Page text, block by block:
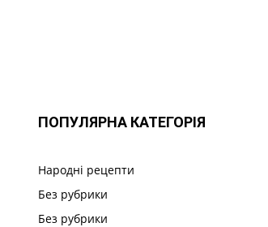
ПОПУЛЯРНА КАТЕГОРІЯ
Народні рецепти
Без рубрики
Без рубрики